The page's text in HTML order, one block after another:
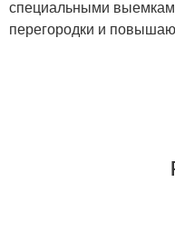
специальными
перегородки и